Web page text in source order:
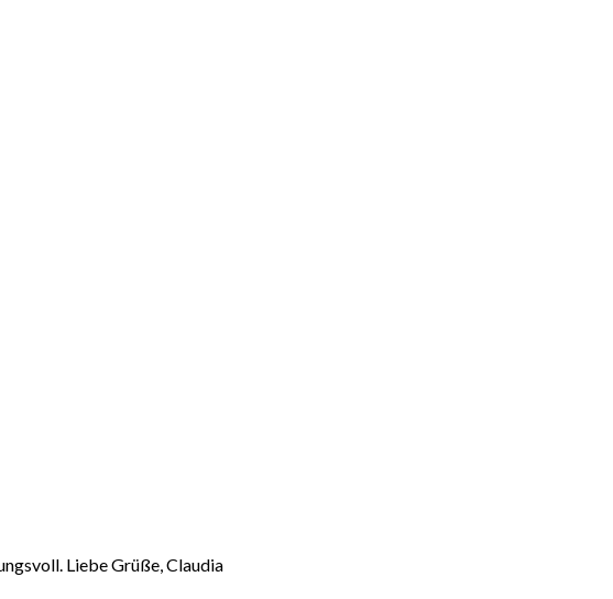
Liebe Grüße, Claudia